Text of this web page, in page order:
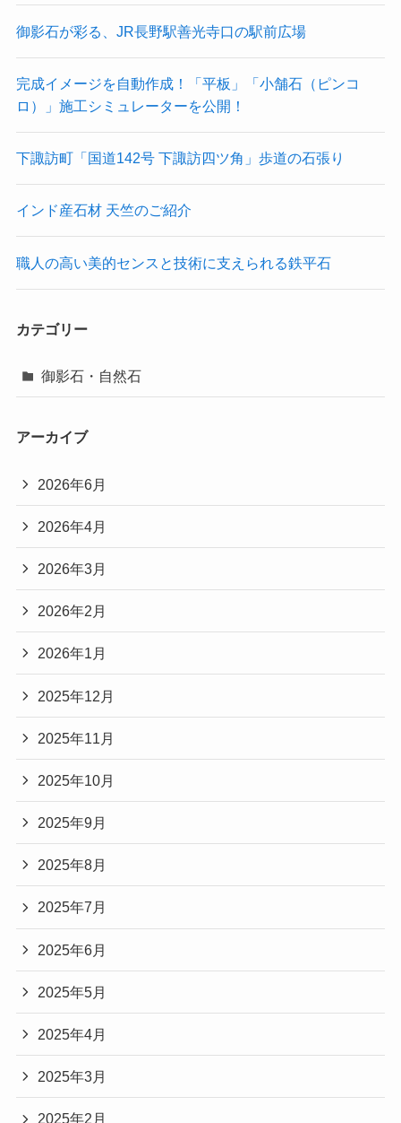
御影石が彩る、JR長野駅善光寺口の駅前広場
完成イメージを自動作成！「平板」「小舗石（ピンコ
ロ）」施工シミュレーターを公開！
下諏訪町「国道142号 下諏訪四ツ角」歩道の石張り
インド産石材 天竺のご紹介
職人の高い美的センスと技術に支えられる鉄平石
カテゴリー
御影石・自然石
アーカイブ
2026年6月
2026年4月
2026年3月
2026年2月
2026年1月
2025年12月
2025年11月
2025年10月
2025年9月
2025年8月
2025年7月
2025年6月
2025年5月
2025年4月
2025年3月
2025年2月